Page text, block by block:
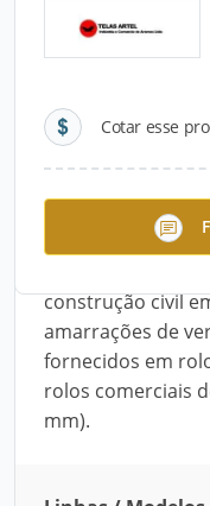
Cotar esse
Descrição do
Os Arames
baixo teor de
construção civil
amarrações de
fornecidos em
rolos comerciais
mm).